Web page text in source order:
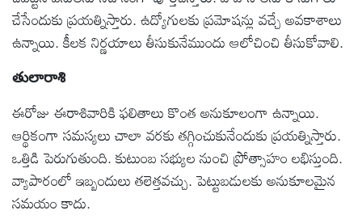
చేసేందుకు ప్రయత్నిస్తారు. ఉద్యోగులకు ప్రమోషన్లు వచ్చే అవకాశాలు
ఉన్నాయి. కీలక నిర్ణయాలు తీసుకునేముందు ఆలోచించి తీసుకోవాలి.
తులారాశి
ఈరోజు ఈరాశివారికి ఫలితాలు కొంత అనుకూలంగా ఉన్నాయి.
ఆర్థికంగా సమస్యలు చాలా వరకు తగ్గించుకునేందుకు ప్రయత్నిస్తారు.
ఒత్తిడి పెరుగుతుంది. కుటుంబ సభ్యుల నుంచి ప్రోత్సాహం లభిస్తుంది.
వ్యాపారంలో ఇబ్బందులు తలెత్తవచ్చు. పెట్టుబడులకు అనుకూలమైన
సమయం కాదు.